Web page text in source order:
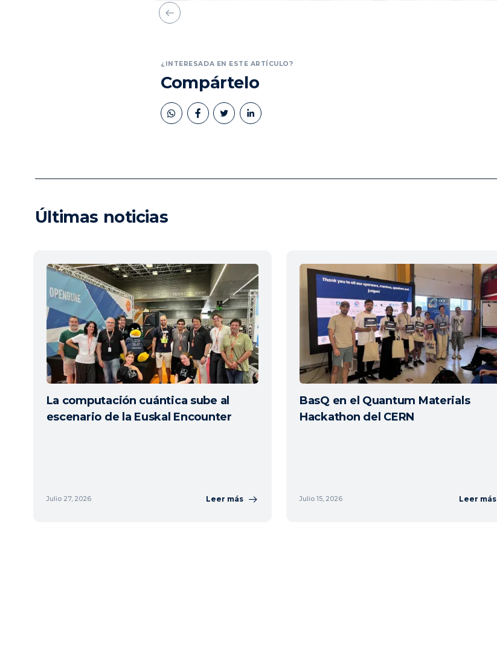
¿INTERESADA EN ESTE ARTÍCULO?
Compártelo
Últimas noticias
La computación cuántica sube al
escenario de la Euskal Encounter
Julio 27, 2026 Leer más
BasQ en el Quantum Materials
Hackathon del CERN
Julio 15, 2026 Leer más